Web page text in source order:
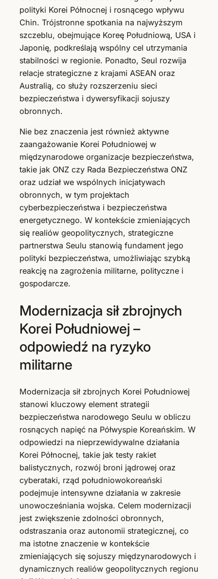
polityki Korei Północnej i rosnącego wpływu
Chin. Trójstronne spotkania na najwyższym
szczeblu, obejmujące Koreę Południową, USA i
Japonię, podkreślają wspólny cel utrzymania
stabilności w regionie. Ponadto, Seul rozwija
relacje strategiczne z krajami ASEAN oraz
Australią, co służy rozszerzeniu sieci
bezpieczeństwa i dywersyfikacji sojuszy
obronnych.
Nie bez znaczenia jest również aktywne
zaangażowanie Korei Południowej w
międzynarodowe organizacje bezpieczeństwa,
takie jak ONZ czy Rada Bezpieczeństwa ONZ
oraz udział we wspólnych inicjatywach
obronnych, w tym projektach
cyberbezpieczeństwa i bezpieczeństwa
energetycznego. W kontekście zmieniających
się realiów geopolitycznych, strategiczne
partnerstwa Seulu stanowią fundament jego
polityki bezpieczeństwa, umożliwiając szybką
reakcję na zagrożenia militarne, polityczne i
gospodarcze.
Modernizacja sił zbrojnych
Korei Południowej –
odpowiedź na ryzyko
militarne
Modernizacja sił zbrojnych Korei Południowej
stanowi kluczowy element strategii
bezpieczeństwa narodowego Seulu w obliczu
rosnących napięć na Półwyspie Koreańskim. W
odpowiedzi na nieprzewidywalne działania
Korei Północnej, takie jak testy rakiet
balistycznych, rozwój broni jądrowej oraz
cyberataki, rząd południowokoreański
podejmuje intensywne działania w zakresie
unowocześniania wojska. Celem modernizacji
jest zwiększenie zdolności obronnych,
odstraszania oraz autonomii strategicznej, co
ma istotne znaczenie w kontekście
zmieniających się sojuszy międzynarodowych i
dynamicznych realiów geopolitycznych regionu